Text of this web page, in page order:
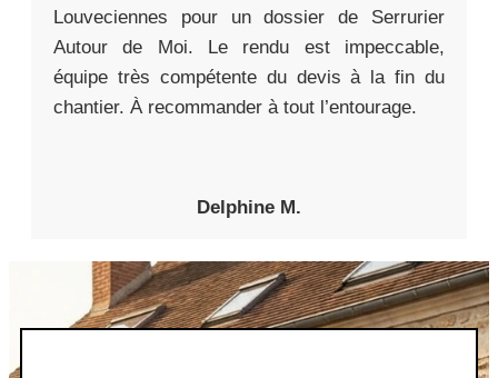
Louveciennes pour un dossier de Serrurier
Autour de Moi. Le rendu est impeccable,
équipe très compétente du devis à la fin du
chantier. À recommander à tout l’entourage.
Delphine M.